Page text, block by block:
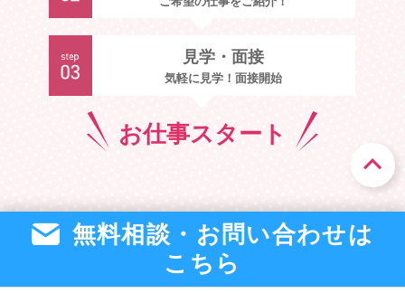
見学・面接
気軽に見学！面接開始
お仕事スタート
無料相談・お問い合わせは
こちら